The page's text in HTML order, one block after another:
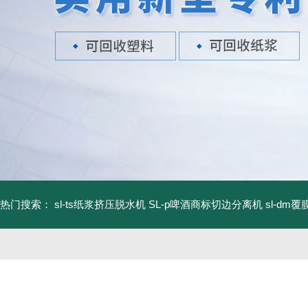
热门搜索： sl-ts纸浆挤压脱水机 SL-p啤酒商标切边分离机 sl-dm覆